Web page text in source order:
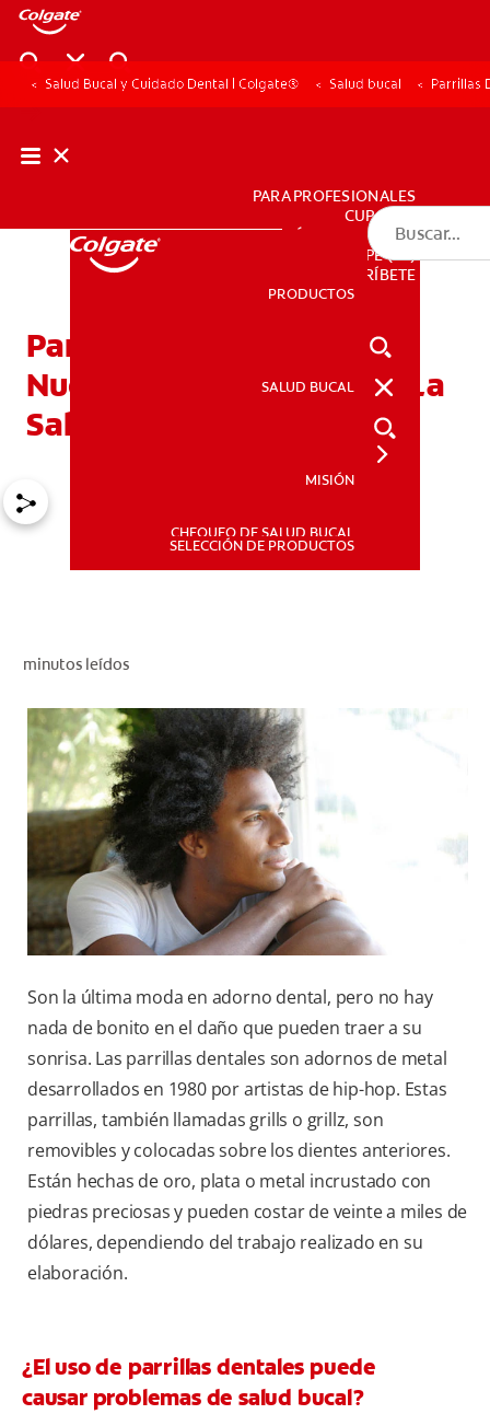
PRODUCTOS
PARA PROFESIONALES
SUSCRÍBETE
PARA PROFESIONALES
CUPONES
DÓNDE COMPRAR
PE (ES)
SUSCRÍBETE
PRODUCTOS
SALUD BUCAL
MISIÓN
CHEQUEO DE SALUD BUCAL
SELECCIÓN DE PRODUCTOS
Salud Bucal y Cuidado Dental | Colgate® Salud bucal Parrillas
Parrillas Dentales — La
Nueva Moda Que Afecta La
Salud De Sus Dientes
minutos leídos
Son la última moda en adorno dental, pero no hay
nada de bonito en el daño que pueden traer a su
sonrisa. Las parrillas dentales son adornos de metal
desarrollados en 1980 por artistas de hip-hop. Estas
parrillas, también llamadas grills o grillz, son
removibles y colocadas sobre los dientes anteriores.
Están hechas de oro, plata o metal incrustado con
piedras preciosas y pueden costar de veinte a miles de
dólares, dependiendo del trabajo realizado en su
elaboración.
¿El uso de parrillas dentales puede
causar problemas de salud bucal?